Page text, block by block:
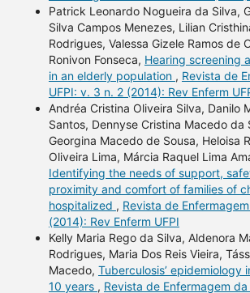
Patrick Leonardo Nogueira da Silva,
Silva Campos Menezes, Lilian
Rodrigues, Valessa Gizele Ramos de
Ronivon Fonseca, Hearing screening
in an elderly population , Revista de
UFPI: v. 3 n. 2 (2014): Rev Enferm
Andréa Cristina Oliveira Silva, Danilo
Santos, Dennyse Cristina Macedo da
Georgina Macedo de Sousa, Heloisa
Oliveira Lima, Márcia Raquel Lima
Identifying the needs of support,
proximity and comfort of families of
hospitalized , Revista de
(2014): Rev Enferm UFPI
Kelly Maria Rego da Silva, Aldenora
Rodrigues, Maria Dos Reis Vieira,
Macedo, Tuberculosis’ epidemiology
10 years , Revista de Enfermagem